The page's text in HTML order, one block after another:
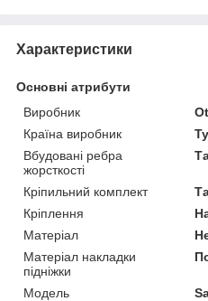
Характеристики
Основні атрибути
Виробник
Країна виробник
Вбудовані ребра
жорсткості
Кріпильний комплект
Кріплення
Матеріал
Матеріал накладки
підніжки
Модель